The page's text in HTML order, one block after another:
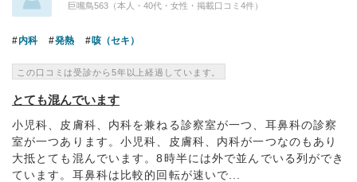
巨嘴鳥563（本人・40代・女性・掲載口コミ4件）
内科 発熱 咳（セキ）
この口コミは受診から5年以上経過しています。
とても混んでいます
小児科、皮膚科、内科を兼ねる診察室が一つ、耳鼻科の診察
室が一つあります。小児科、皮膚科、内科が一つなのもあり
大抵とても混んでいます。8時半には外で並んでいる列ができ
ています。耳鼻科は比較的回転が速いで...